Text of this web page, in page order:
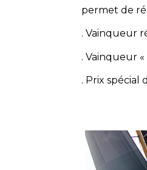
permet de
. Vainqueur
. Vainqueur
. Prix spécial